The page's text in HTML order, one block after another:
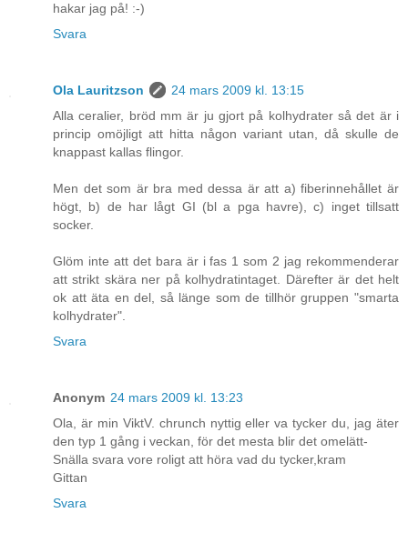
hakar jag på! :-)
Svara
Ola Lauritzson
24 mars 2009 kl. 13:15
Alla ceralier, bröd mm är ju gjort på kolhydrater så det är i
princip omöjligt att hitta någon variant utan, då skulle de
knappast kallas flingor.
Men det som är bra med dessa är att a) fiberinnehållet är
högt, b) de har lågt GI (bl a pga havre), c) inget tillsatt
socker.
Glöm inte att det bara är i fas 1 som 2 jag rekommenderar
att strikt skära ner på kolhydratintaget. Därefter är det helt
ok att äta en del, så länge som de tillhör gruppen "smarta
kolhydrater".
Svara
Anonym 24 mars 2009 kl. 13:23
Ola, är min ViktV. chrunch nyttig eller va tycker du, jag äter
den typ 1 gång i veckan, för det mesta blir det omelätt-
Snälla svara vore roligt att höra vad du tycker,kram
Gittan
Svara